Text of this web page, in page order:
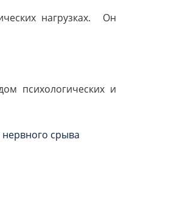
нагрузках. Он
психологических и